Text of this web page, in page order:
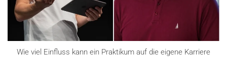
Wie viel Einfluss kann ein Praktikum auf die eigene Karriere